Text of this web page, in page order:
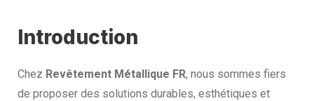
Introduction
Chez Revêtement Métallique FR, nous sommes fiers
de proposer des solutions durables, esthétiques et